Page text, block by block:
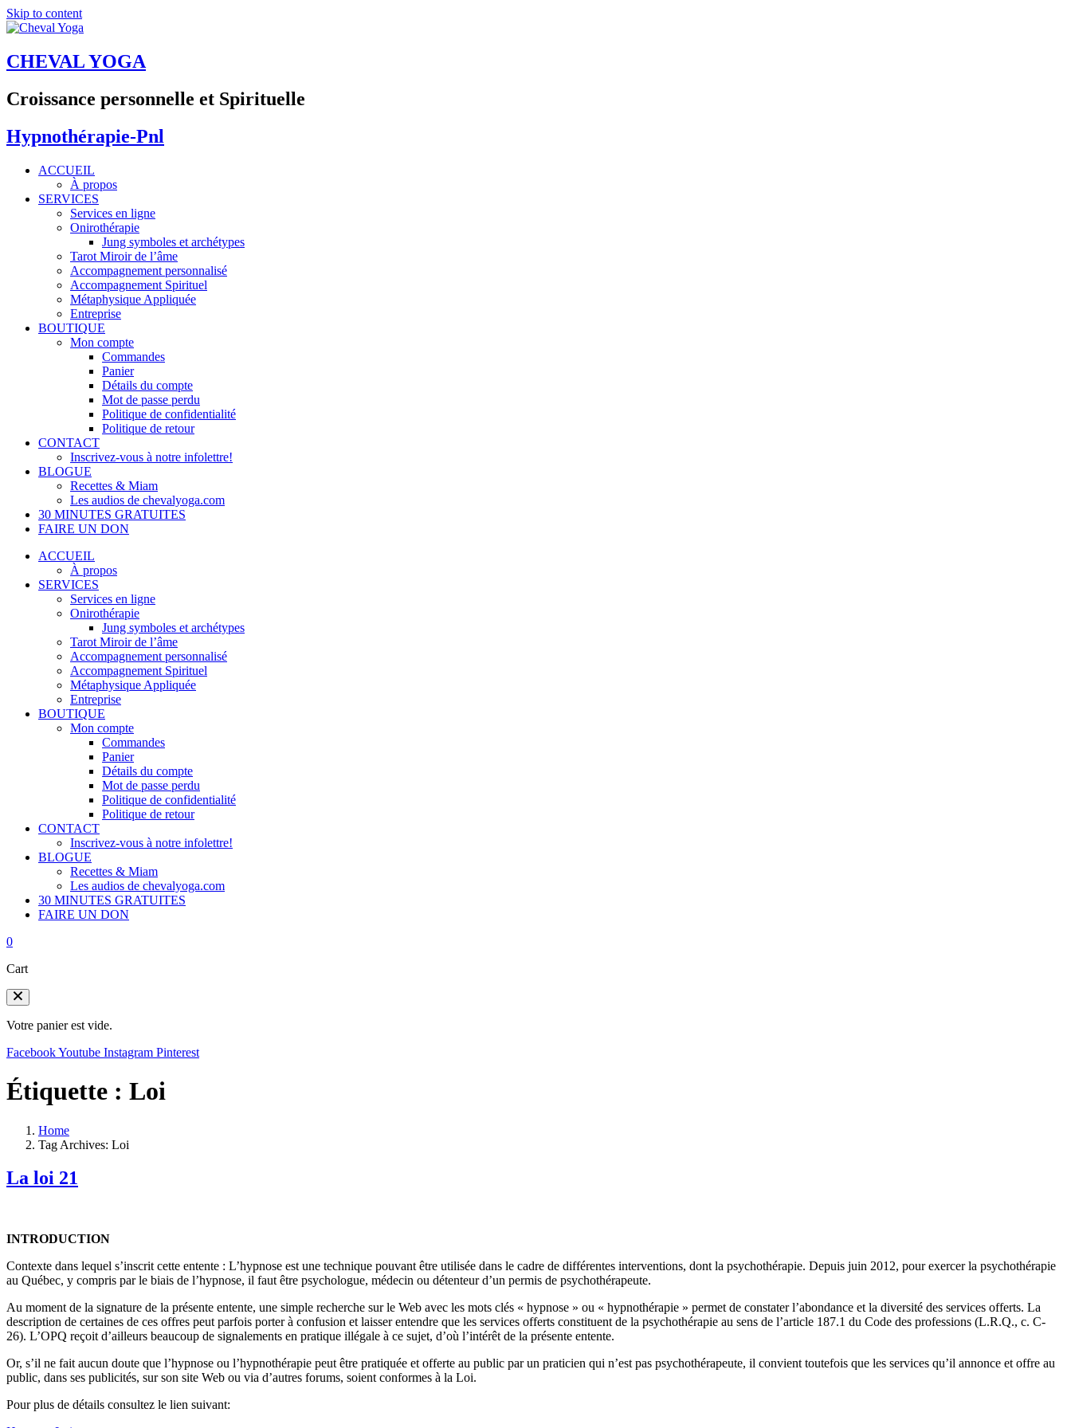
Skip to content
CHEVAL YOGA
Croissance personnelle et Spirituelle
Hypnothérapie-Pnl
ACCUEIL
À propos
SERVICES
Services en ligne
Onirothérapie
Jung symboles et archétypes
Tarot Miroir de l’âme
Accompagnement personnalisé
Accompagnement Spirituel
Métaphysique Appliquée
Entreprise
BOUTIQUE
Mon compte
Commandes
Panier
Détails du compte
Mot de passe perdu
Politique de confidentialité
Politique de retour
CONTACT
Inscrivez-vous à notre infolettre!
BLOGUE
Recettes & Miam
Les audios de chevalyoga.com
30 MINUTES GRATUITES
FAIRE UN DON
ACCUEIL
À propos
SERVICES
Services en ligne
Onirothérapie
Jung symboles et archétypes
Tarot Miroir de l’âme
Accompagnement personnalisé
Accompagnement Spirituel
Métaphysique Appliquée
Entreprise
BOUTIQUE
Mon compte
Commandes
Panier
Détails du compte
Mot de passe perdu
Politique de confidentialité
Politique de retour
CONTACT
Inscrivez-vous à notre infolettre!
BLOGUE
Recettes & Miam
Les audios de chevalyoga.com
30 MINUTES GRATUITES
FAIRE UN DON
0
Cart
Votre panier est vide.
FacebookYoutube Instagram Pinterest
Étiquette : Loi
Home
Tag Archives: Loi
La loi 21
INTRODUCTION
Contexte dans lequel s’inscrit cette entente : L’hypnose est une technique pouvant être utilisée dans le cadre de différentes interventions, dont la psychothérapie. Depuis juin 2012, pour exercer la psychothérapie
au Québec, y compris par le biais de l’hypnose, il faut être psychologue, médecin ou détenteur d’un permis de psychothérapeute.
Au moment de la signature de la présente entente, une simple recherche sur le Web avec les mots clés « hypnose » ou « hypnothérapie » permet de constater l’abondance et la diversité des services offerts. La
description de certaines de ces offres peut parfois porter à confusion et laisser entendre que les services offerts constituent de la psychothérapie au sens de l’article 187.1 du Code des professions (L.R.Q., c. C-
26). L’OPQ reçoit d’ailleurs beaucoup de signalements en pratique illégale à ce sujet, d’où l’intérêt de la présente entente.
Or, s’il ne fait aucun doute que l’hypnose ou l’hypnothérapie peut être pratiquée et offerte au public par un praticien qui n’est pas psychothérapeute, il convient toutefois que les services qu’il annonce et offre au
public, dans ses publicités, sur son site Web ou via d’autres forums, soient conformes à la Loi.
Pour plus de détails consultez le lien suivant: